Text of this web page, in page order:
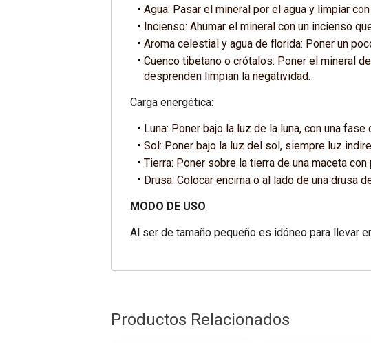
Agua: Pasar el mineral por el agua y limpiar
Incienso: Ahumar el mineral con un incienso
Aroma celestial y agua de florida: Poner un
Cuenco tibetano o crótalos: Poner el mineral
desprenden limpian la negatividad.
Carga energética:
Luna: Poner bajo la luz de la luna, con una fase
Sol: Poner bajo la luz del sol, siempre luz
Tierra: Poner sobre la tierra de una maceta con
Drusa: Colocar encima o al lado de una drusa
MODO DE USO
Al ser de tamaño pequeño es idóneo para llevar
Productos Relacionados